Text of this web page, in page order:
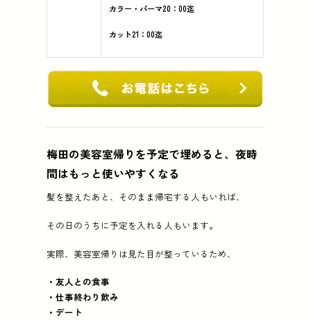
カラー・パーマ20：00迄
カット21：00迄
梅田の美容室帰りを予定で埋めると、夜時
間はもっと使いやすくなる
髪を整えたあと、そのまま帰宅する人もいれば、
その日のうちに予定を入れる人もいます。
実際、美容室帰りは見た目が整っているため、
・友人との食事
・仕事終わり飲み
・デート